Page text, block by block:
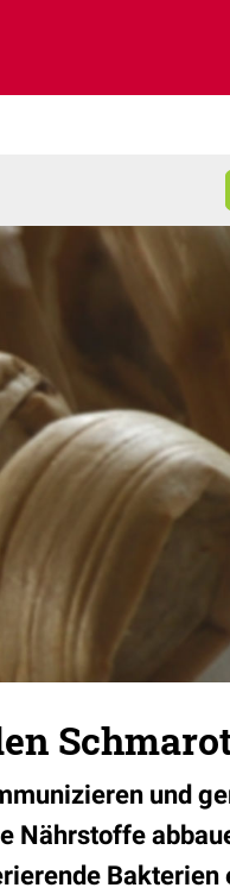
und
Nährstoffe
Bakterien